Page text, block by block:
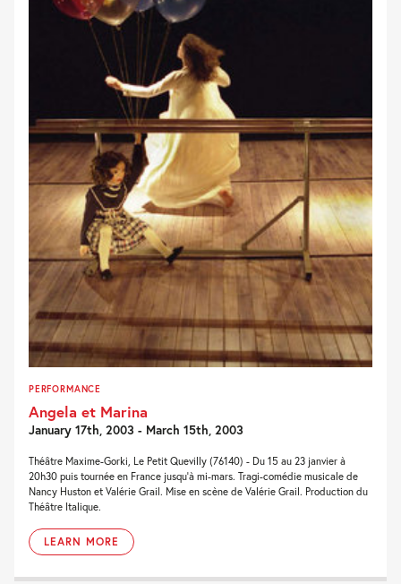
PERFORMANCE
Angela et Marina
January 17th, 2003 - March 15th, 2003
Théâtre Maxime-Gorki, Le Petit Quevilly (76140) - Du 15 au 23 janvier à
20h30 puis tournée en France jusqu'à mi-mars. Tragi-comédie musicale de
Nancy Huston et Valérie Grail. Mise en scène de Valérie Grail. Production du
Théâtre Italique.
LEARN MORE